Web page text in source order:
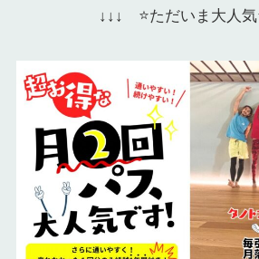
↓↓↓ ⭐️ただいま大人